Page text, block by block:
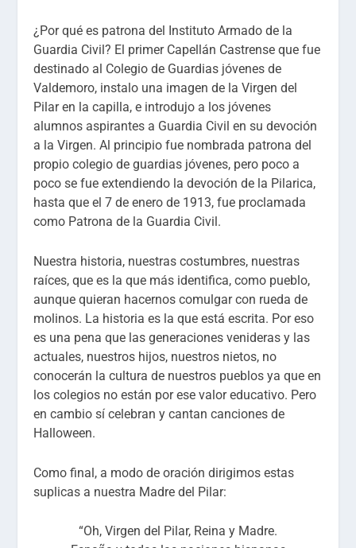
¿Por qué es patrona del Instituto Armado de la
Guardia Civil? El primer Capellán Castrense que fue
destinado al Colegio de Guardias jóvenes de
Valdemoro, instalo una imagen de la Virgen del
Pilar en la capilla, e introdujo a los jóvenes
alumnos aspirantes a Guardia Civil en su devoción
a la Virgen. Al principio fue nombrada patrona del
propio colegio de guardias jóvenes, pero poco a
poco se fue extendiendo la devoción de la Pilarica,
hasta que el 7 de enero de 1913, fue proclamada
como Patrona de la Guardia Civil.
Nuestra historia, nuestras costumbres, nuestras
raíces, que es la que más identifica, como pueblo,
aunque quieran hacernos comulgar con rueda de
molinos. La historia es la que está escrita. Por eso
es una pena que las generaciones venideras y las
actuales, nuestros hijos, nuestros nietos, no
conocerán la cultura de nuestros pueblos ya que en
los colegios no están por ese valor educativo. Pero
en cambio sí celebran y cantan canciones de
Halloween.
Como final, a modo de oración dirigimos estas
suplicas a nuestra Madre del Pilar:
“Oh, Virgen del Pilar, Reina y Madre.